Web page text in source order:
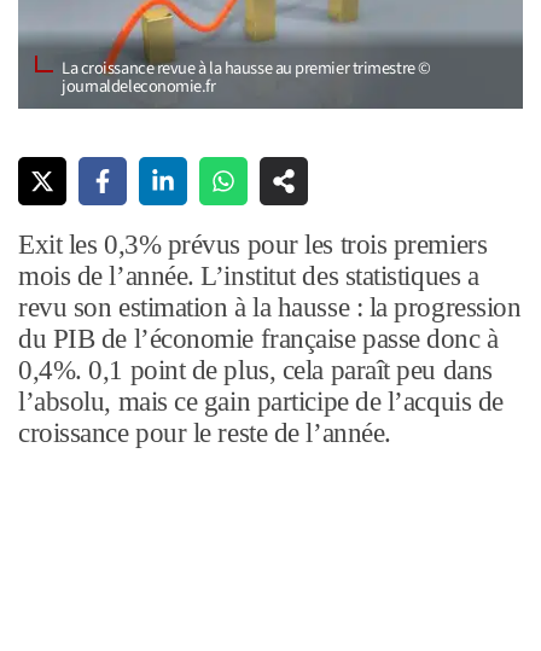
La croissance revue à la hausse au premier trimestre ©
journaldeleconomie.fr
Exit les 0,3% prévus pour les trois premiers
mois de l’année. L’institut des statistiques a
revu son estimation à la hausse : la progression
du PIB de l’économie française passe donc à
0,4%. 0,1 point de plus, cela paraît peu dans
l’absolu, mais ce gain participe de l’acquis de
croissance pour le reste de l’année.